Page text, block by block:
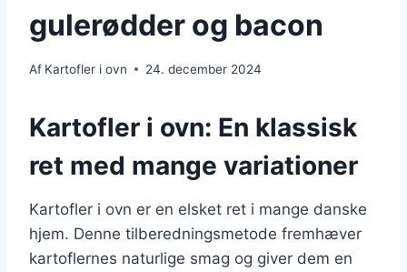
gulerødder og bacon
Af Kartofler i ovn 24. december 2024
Kartofler i ovn: En klassisk
ret med mange variationer
Kartofler i ovn er en elsket ret i mange danske
hjem. Denne tilberedningsmetode fremhæver
kartoflernes naturlige smag og giver dem en